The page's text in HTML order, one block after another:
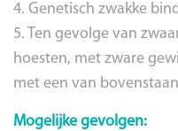
4. Genetisch zwakke
5. Ten gevolge van
hoesten, met zware
met een van
Mogelijke gevolgen: